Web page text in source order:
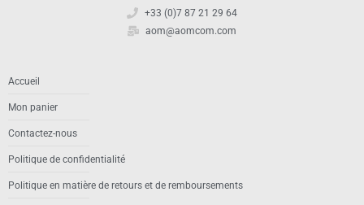
+33 (0)7 87 21 29 64
aom@aomcom.com
Accueil
Mon panier
Contactez-nous
Politique de confidentialité
Politique en matière de retours et de remboursements